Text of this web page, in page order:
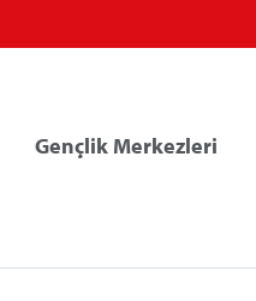
Gençlik Merkezleri